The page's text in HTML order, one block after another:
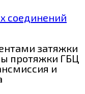
соединений
затяжки
протяжки ГБЦ
и